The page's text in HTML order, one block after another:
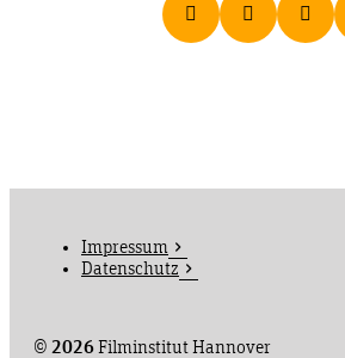
© 2026Filminstitut Hannover
Impressum
Datenschutz